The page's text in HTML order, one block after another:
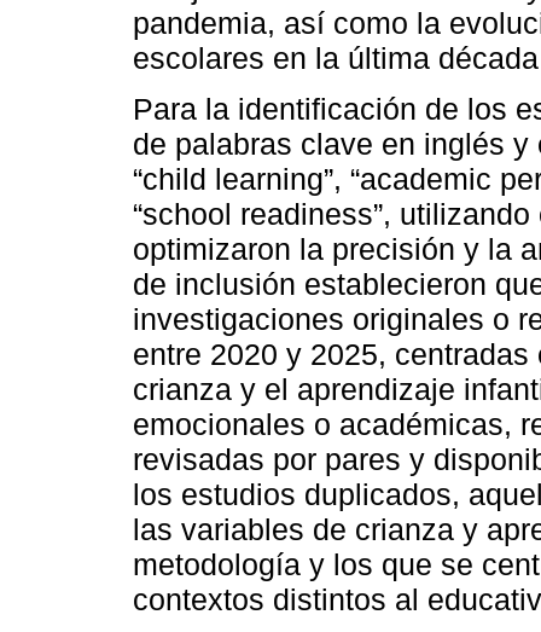
pandemia, así como la
escolares en la última
Para la identificación de los
de palabras clave en inglés y
“child learning”, “academic
“school readiness”,
optimizaron la precisión y la
de inclusión establecieron
investigaciones originales o
entre 2020 y 2025,
crianza y el aprendizaje
emocionales o académicas,
revisadas por pares y
los estudios duplicados,
las variables de crianza y
metodología y los que se
contextos distintos al